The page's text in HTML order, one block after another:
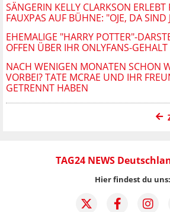
SÄNGERIN KELLY CLARKSON ERLEBT
FAUXPAS AUF BÜHNE: "OJE, DA SIND
EHEMALIGE "HARRY POTTER"-
OFFEN ÜBER IHR ONLYFANS-GEHALT
NACH WENIGEN MONATEN SCHON
VORBEI? TATE MCRAE UND IHR
GETRENNT HABEN
TAG24 NEWS
Hier findest du uns: